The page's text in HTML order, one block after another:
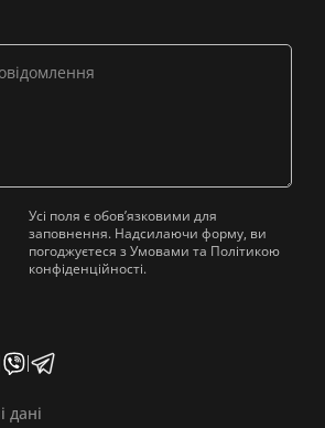
Усі поля є обов’язковими для
заповнення. Надсилаючи форму, ви
погоджуєтеся з Умовами та Політикою
конфіденційності.
дані